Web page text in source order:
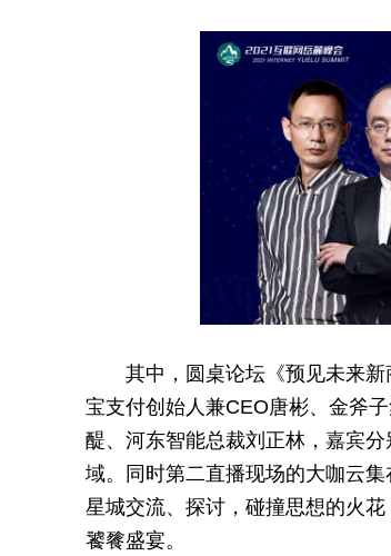
其中，圆桌论坛《预见未来
宝支付创始人兼CEO唐彬、金斧
醍、河东智能总裁刘正林，嘉宾分
域。同时第二直播现场的大咖云
星城交流、探讨，碰撞思想的火
饕餮盛宴。